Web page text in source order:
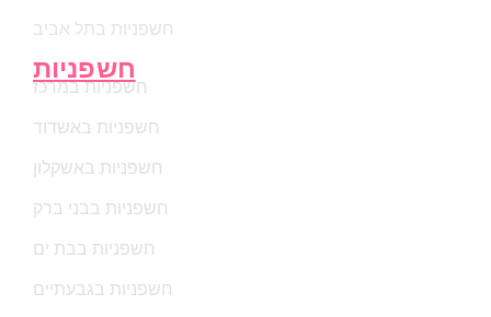
חשפניות בתל אביב
חשפניות
חשפניות במרכז
חשפניות באשדוד
חשפניות באשקלון
חשפניות בבני ברק
חשפניות בבת ים
חשפניות בגבעתיים